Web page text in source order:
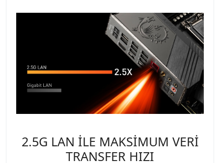
2.5G LAN İLE MAKSİMUM VERİ
TRANSFER HIZI